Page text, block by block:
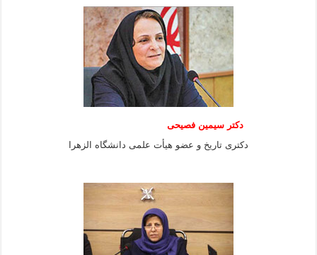
دکتر سیمین فصیحی
دکتری تاریخ و عضو هیأت علمی دانشگاه الزهرا